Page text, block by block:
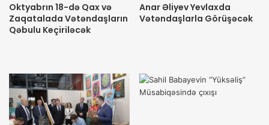
Oktyabrın 18-də Qax və
Zaqatalada Vətəndaşların
Qəbulu Keçiriləcək
Anar Əliyev Yevlaxda
Vətəndaşlarla Görüşəcək